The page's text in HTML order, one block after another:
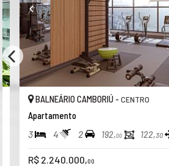
BALNEÁRIO CAMBORIÚ - CENTRO
Apartamento
3 4 2 192,00 122,30
R$ 2.240.000,00